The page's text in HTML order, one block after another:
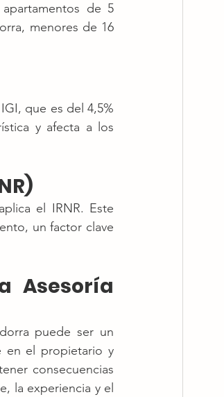
de 5
menores de 16
que es del 4,5%
y afecta a los
el IRNR. Este
un factor clave
Asesoría
puede ser un
en el propietario y
consecuencias
la experiencia y el